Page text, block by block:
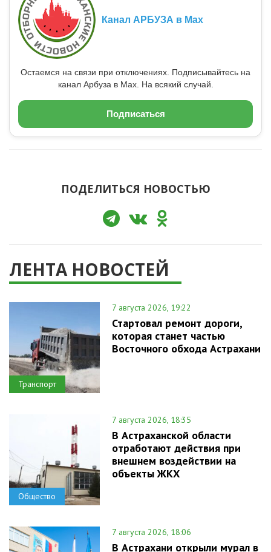
Канал АРБУЗА в Max
Остаемся на связи при отключениях. Подписывайтесь на
канал Арбуза в Max. На всякий случай.
Подписаться
ПОДЕЛИТЬСЯ НОВОСТЬЮ
ЛЕНТА НОВОСТЕЙ
Транспорт
7 августа 2026, 19:22
Стартовал ремонт дороги,
которая станет частью
Восточного обхода Астрахани
Общество
7 августа 2026, 18:35
В Астраханской области
отработают действия при
внешнем воздействии на
объекты ЖКХ
7 августа 2026, 18:06
В Астрахани открыли мурал в